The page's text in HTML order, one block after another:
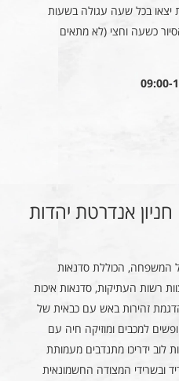
יצאו בכל שעה עגולה בשעות
כשעה וחצי (לא מתאים
אנדרטת יהדות
המשפחה, הכוללת סדנאות
רשות העתיקות, סדנאות איכות
זהירות באש עם כבאית של
למכבים ומוזיקה חיה עם
ידריכו מתנדבים מעמותת
ובשרידי המצודה החשמונאית